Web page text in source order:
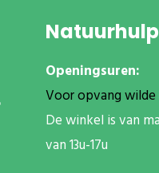
Openingsuren:
Voor opvang wilde
De winkel is van
van 13u-17u